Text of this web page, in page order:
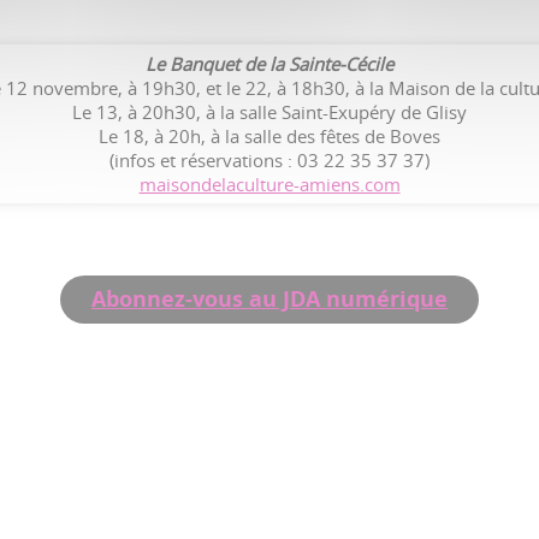
Le Banquet de la Sainte-Cécile
12 novembre, à 19h30, et le 22, à 18h30, à la Maison de la
Le 13, à 20h30, à la salle Saint-Exupéry de Glisy
Le 18, à 20h, à la salle des fêtes de Boves
(infos et réservations : 03 22 35 37 37)
maisondelaculture-amiens.com
Abonnez-vous au JDA numérique